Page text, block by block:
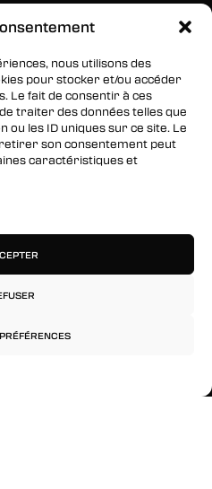
nous utilisons des
pour stocker et/ou accéder
Le fait de consentir à ces
traiter des données telles que
les ID uniques sur ce site. Le
son consentement peut
caractéristiques et
pour être les
des nouveaux
contenu exclusif, des
!